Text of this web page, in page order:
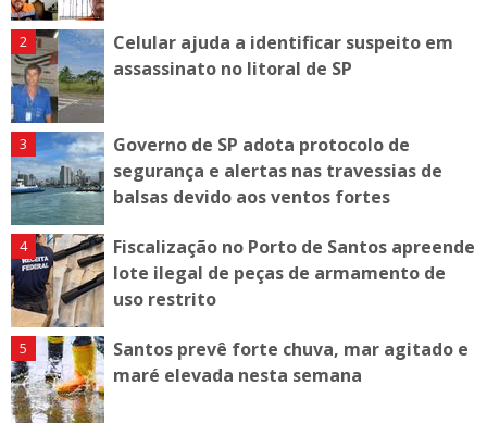
Celular ajuda a identificar suspeito em
assassinato no litoral de SP
Governo de SP adota protocolo de
segurança e alertas nas travessias de
balsas devido aos ventos fortes
Fiscalização no Porto de Santos apreende
lote ilegal de peças de armamento de
uso restrito
Santos prevê forte chuva, mar agitado e
maré elevada nesta semana